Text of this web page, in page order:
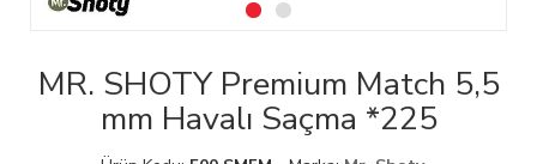
MR. SHOTY Premium Match 5,5
mm Havalı Saçma *225